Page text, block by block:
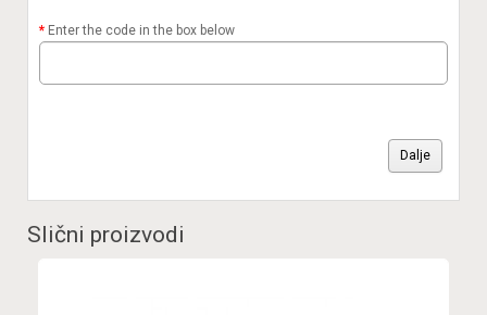
Enter the code in the box below
Dalje
Slični proizvodi